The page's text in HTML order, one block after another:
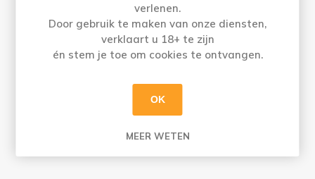
Bestellingen op zaterdag en zondag (vóór
16u) worden maandag geleverd
✔ Gratis thuislevering vanaf 100 euro (excl.
(9111), Sinaai (9112), Temse (9140),
Waasmunster (9250), Beveren (9120)
Kieldrecht (9130), Kallo (9130), Verrebroek
(9150), Bazel (9150) en Rupelmonde (9150).
verlenen.
Door gebruik te maken van onze diensten,
verklaart u 18+ te zijn
én stem je toe om cookies te ontvangen.
OK
MEER WETEN